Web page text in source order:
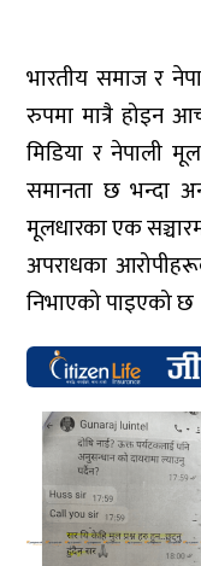
भारतीय समाज र
रुपमा मात्रै होइन
मिडिया र नेपाली
समानता छ भन्दा
मूलधारका एक
अपराधका
निभाएको पाइएको छ